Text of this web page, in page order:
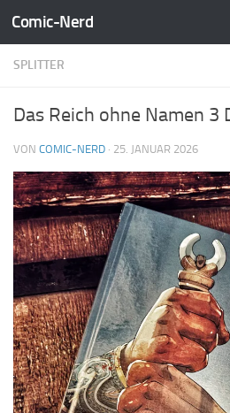
Zum Inhalt springen
Comic-Nerd
SPLITTER
Das Reich ohne Namen
VON COMIC-NERD · 25. JANUAR 2026